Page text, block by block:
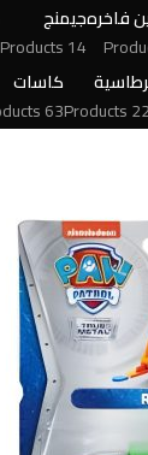
فاخرهجيمنج
14 Products
224
كاسات
63 Products